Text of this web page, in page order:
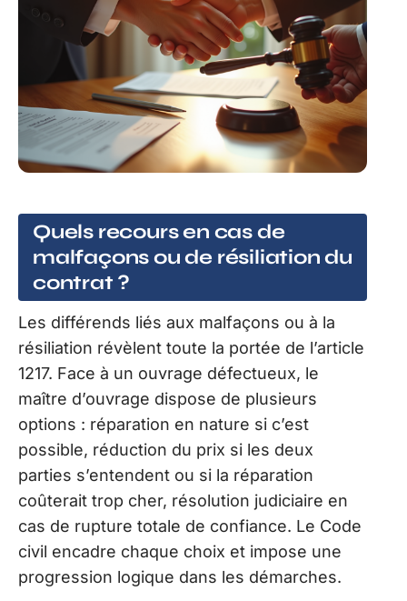
Quels recours en cas de
malfaçons ou de résiliation du
contrat ?
Les différends liés aux malfaçons ou à la
résiliation révèlent toute la portée de l’article
1217. Face à un ouvrage défectueux, le
maître d’ouvrage dispose de plusieurs
options : réparation en nature si c’est
possible, réduction du prix si les deux
parties s’entendent ou si la réparation
coûterait trop cher, résolution judiciaire en
cas de rupture totale de confiance. Le Code
civil encadre chaque choix et impose une
progression logique dans les démarches.